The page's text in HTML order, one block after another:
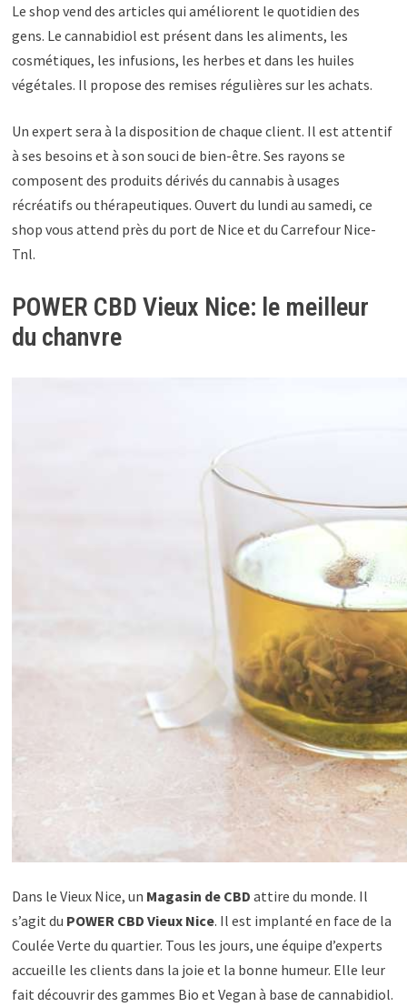
Le shop vend des articles qui améliorent le quotidien des
gens. Le cannabidiol est présent dans les aliments, les
cosmétiques, les infusions, les herbes et dans les huiles
végétales. Il propose des remises régulières sur les achats.
Un expert sera à la disposition de chaque client. Il est attentif
à ses besoins et à son souci de bien-être. Ses rayons se
composent des produits dérivés du cannabis à usages
récréatifs ou thérapeutiques. Ouvert du lundi au samedi, ce
shop vous attend près du port de Nice et du Carrefour Nice-
Tnl.
POWER CBD Vieux Nice: le meilleur
du chanvre
Dans le Vieux Nice, un Magasin de CBD attire du monde. Il
s’agit du POWER CBD Vieux Nice. Il est implanté en face de la
Coulée Verte du quartier. Tous les jours, une équipe d’experts
accueille les clients dans la joie et la bonne humeur. Elle leur
fait découvrir des gammes Bio et Vegan à base de cannabidiol.